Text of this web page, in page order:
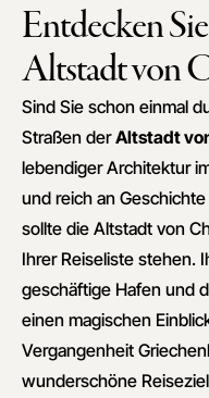
Entdecken
Altstadt von
Sind Sie schon einmal
Straßen derAltstadt
lebendiger Architektur
und reich an
sollte die Altstadt von
Ihrer Reiseliste stehen.
geschäftige Hafen und
einen magischen
Vergangenheit
wunderschöne